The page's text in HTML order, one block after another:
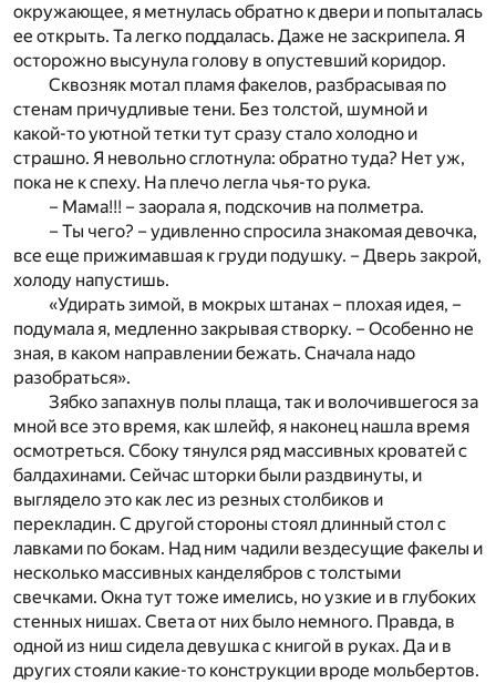
окружающее, я метнулась обратно к двери и попыталась
ее открыть. Та легко поддалась. Даже не заскрипела. Я
осторожно высунула голову в опустевший коридор.
Сквозняк мотал пламя факелов, разбрасывая по
стенам причудливые тени. Без толстой, шумной и
какой-то уютной тетки тут сразу стало холодно и
страшно. Я невольно сглотнула: обратно туда? Нет уж,
пока не к спеху. На плечо легла чья-то рука.
– Мама!!! – заорала я, подскочив на полметра.
– Ты чего? – удивленно спросила знакомая девочка,
все еще прижимавшая к груди подушку. – Дверь закрой,
холоду напустишь.
«Удирать зимой, в мокрых штанах – плохая идея, –
подумала я, медленно закрывая створку. – Особенно не
зная, в каком направлении бежать. Сначала надо
разобраться».
Зябко запахнув полы плаща, так и волочившегося за
мной все это время, как шлейф, я наконец нашла время
осмотреться. Сбоку тянулся ряд массивных кроватей с
балдахинами. Сейчас шторки были раздвинуты, и
выглядело это как лес из резных столбиков и
перекладин. С другой стороны стоял длинный стол с
лавками по бокам. Над ним чадили вездесущие факелы и
несколько массивных канделябров с толстыми
свечками. Окна тут тоже имелись, но узкие и в глубоких
стенных нишах. Света от них было немного. Правда, в
одной из ниш сидела девушка с книгой в руках. Да и в
других стояли какие-то конструкции вроде мольбертов.